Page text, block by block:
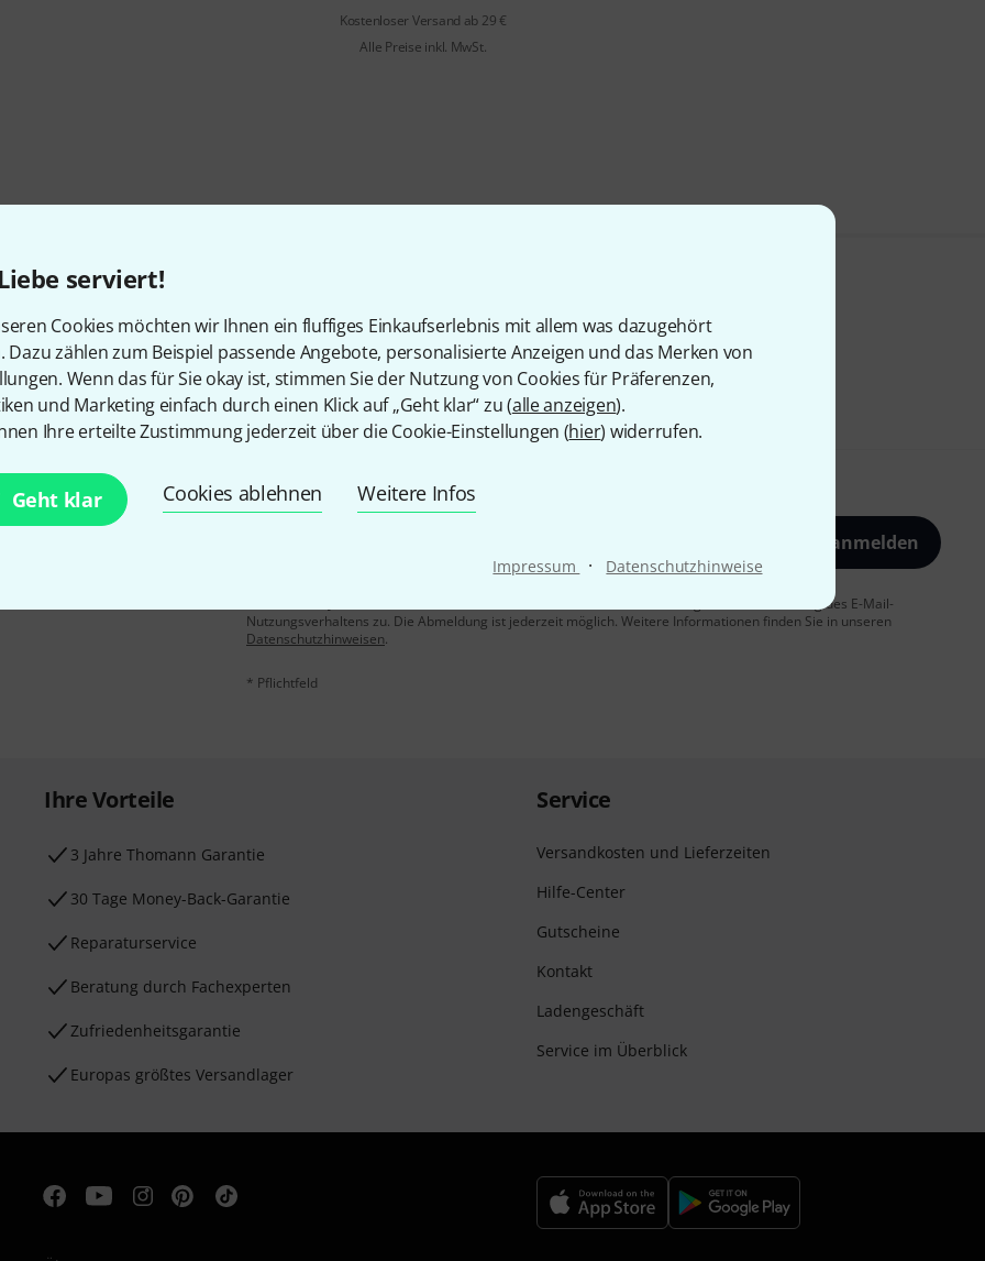
serviert!
Cookies möchten wir Ihnen ein fluffiges Einkaufserlebnis mit allem was dazugehört
Dazu zählen zum Beispiel passende Angebote, personalisierte Anzeigen und das Merken von
Wenn das für Sie okay ist, stimmen Sie der Nutzung von Cookies für Präferenzen,
und Marketing einfach durch einen Klick auf „Geht klar“ zu (alle anzeigen).
Ihre erteilte Zustimmung jederzeit über die Cookie-Einstellungen (hier) widerrufen.
Geht klar Cookies ablehnen Weitere Infos
Impressum · Datenschutzhinweise
Kostenloser Versand ab 29 €
Alle Preise inkl. MwSt.
Gefällt Ihnen, was Sie sehen?
Teilen Hilfe & Feedback
mit etwas Glück
Jetzt anmelden
Mit Klick auf „Jetzt anmelden“ stimmen Sie dem Erhalt von E-Mail-Werbung und einer Messung des E-Mail-
Nutzungsverhaltens zu. Die Abmeldung ist jederzeit möglich. Weitere Informationen finden Sie in unseren
Datenschutzhinweisen.
* Pflichtfeld
Ihre Vorteile
3 Jahre Thomann Garantie
30 Tage Money-Back-Garantie
Reparaturservice
Beratung durch Fachexperten
Zufriedenheitsgarantie
Europas größtes Versandlager
Service
Versandkosten und Lieferzeiten
Hilfe-Center
Gutscheine
Kontakt
Ladengeschäft
Service im Überblick